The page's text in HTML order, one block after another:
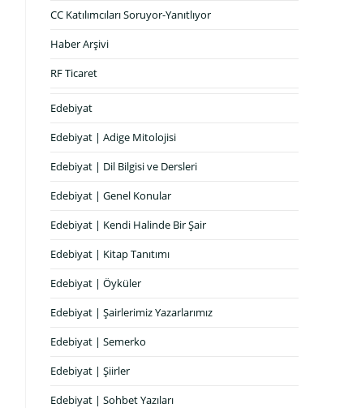
CC Katılımcıları Soruyor-Yanıtlıyor
Haber Arşivi
RF Ticaret
Edebiyat
Edebiyat | Adige Mitolojisi
Edebiyat | Dil Bilgisi ve Dersleri
Edebiyat | Genel Konular
Edebiyat | Kendi Halinde Bir Şair
Edebiyat | Kitap Tanıtımı
Edebiyat | Öyküler
Edebiyat | Şairlerimiz Yazarlarımız
Edebiyat | Semerko
Edebiyat | Şiirler
Edebiyat | Sohbet Yazıları